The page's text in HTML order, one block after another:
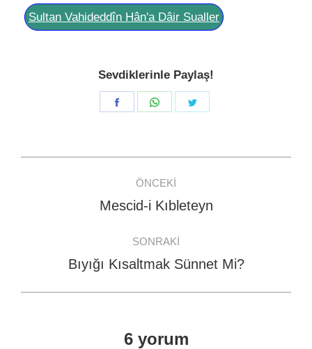
Sultan Vahideddîn Hân'a Dâir Sualler
Sevdiklerinle Paylaş!
Share
Share
navigation
ÖNCEKI
Previous
Mescid-i Kıbleteyn
SONRAKI
Next
Bıyığı Kısaltmak Sünnet Mi?
6 yorum